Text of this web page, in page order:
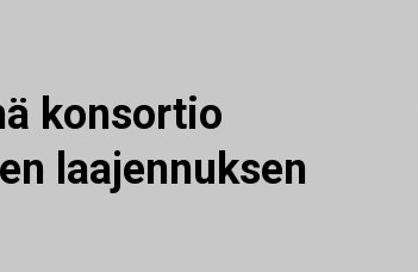
konsortio
laajennuksen